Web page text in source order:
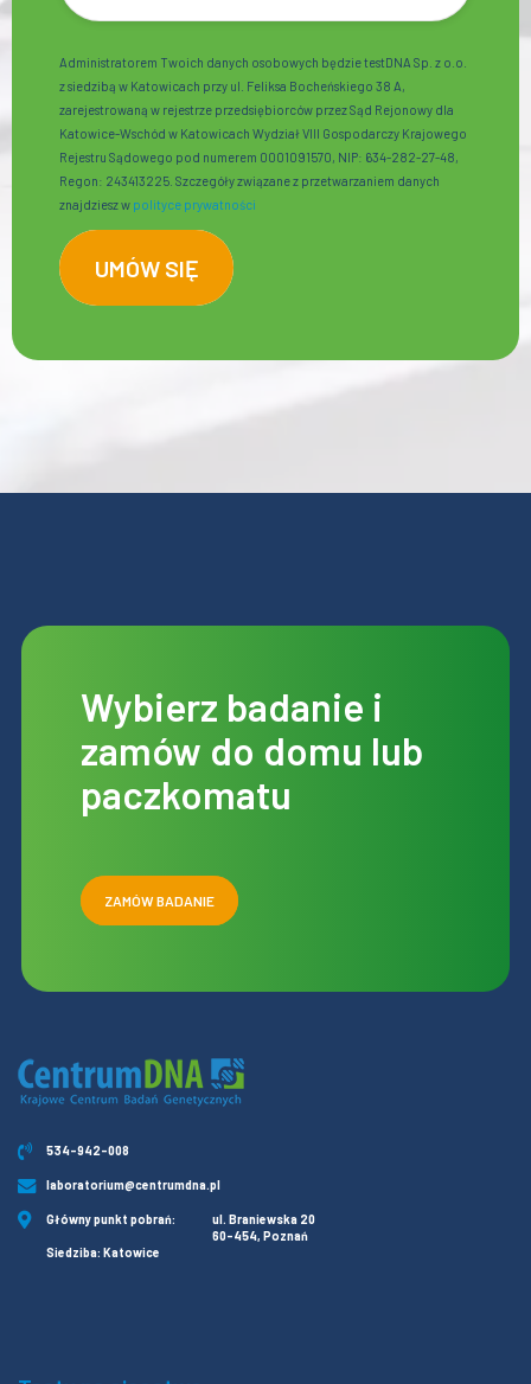
Administratorem Twoich danych osobowych będzie testDNA Sp. z o.o.
z siedzibą w Katowicach przy ul. Feliksa Bocheńskiego 38 A,
zarejestrowaną w rejestrze przedsiębiorców przez Sąd Rejonowy dla
Katowice-Wschód w Katowicach Wydział VIII Gospodarczy Krajowego
Rejestru Sądowego pod numerem 0001091570, NIP: 634-282-27-48,
Regon: 243413225. Szczegóły związane z przetwarzaniem danych
znajdziesz w polityce prywatności
Wybierz badanie i
zamów do domu lub
paczkomatu
ZAMÓW BADANIE
534-942-008
laboratorium@centrumdna.pl
Główny punkt pobrań:
ul. Braniewska 20
60-454, Poznań
Siedziba: Katowice